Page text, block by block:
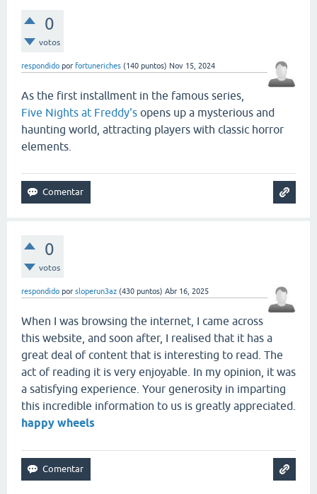
0
votos
respondido por fortuneriches (140 puntos) Nov 15, 2024
As the first installment in the famous series,
Five Nights at Freddy's opens up a mysterious and
haunting world, attracting players with classic horror
elements.
0
votos
respondido por sloperun3az (430 puntos) Abr 16, 2025
When I was browsing the internet, I came across
this website, and soon after, I realised that it has a
great deal of content that is interesting to read. The
act of reading it is very enjoyable. In my opinion, it was
a satisfying experience. Your generosity in imparting
this incredible information to us is greatly appreciated.
happy wheels